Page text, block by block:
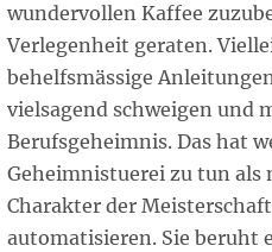
wundervollen Kaffee
Verlegenheit geraten.
behelfsmässige
vielsagend schweigen und
Berufsgeheimnis. Das hat
Geheimnistuerei zu tun als
Charakter der
automatisieren. Sie beruht